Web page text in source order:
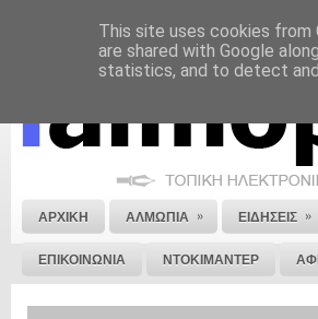
ΝΟΜΙΚΗ ΣΗΜΕΙΩΣΗ ΔΙΑΦΗΜΙΣΗ
ΑΡΧΙΚΗ ΑΛΜΩΠΙΑ » ΕΙΔΗΣΕΙΣ »
ΕΠΙΚΟΙΝΩΝΙΑ ΝΤΟΚΙΜΑΝΤΕΡ
This site uses cookies from
are shared with Google
statistics, and to detect